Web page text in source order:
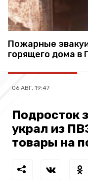
Пожарные
горящего дома в
06 АВГ, 19:47
Подросток
украл из
товары на